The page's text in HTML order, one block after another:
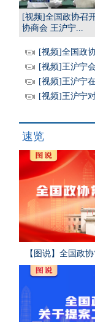
[视频]全国政协召
协商会 王沪宁...
[视频]全国政
[视频]王沪宁
[视频]王沪宁
[视频]王沪宁
速览
【图说】全国政